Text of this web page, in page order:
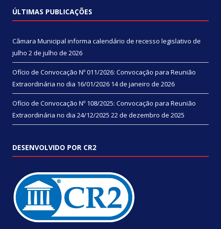
ÚLTIMAS PUBLICAÇÕES
Câmara Municipal informa calendário de recesso legislativo de
julho 2 de julho de 2026
Ofício de Convocação Nº 011/2026: Convocação para Reunião
Extraordinária no dia 16/01/2026 14 de janeiro de 2026
Ofício de Convocação Nº 108/2025: Convocação para Reunião
Extraordinária no dia 24/12/2025 22 de dezembro de 2025
DESENVOLVIDO POR CR2